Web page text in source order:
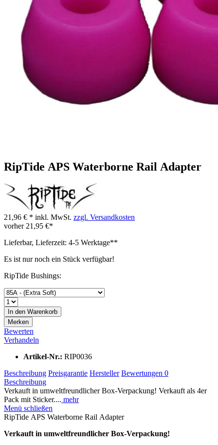
RipTide APS Waterborne Rail Adapter
21,96 € * inkl. MwSt. zzgl. Versandkosten
vorher 21,95 €*
Lieferbar, Lieferzeit: 4-5 Werktage**
Es ist nur noch ein Stück verfügbar!
RipTide Bushings:
In den Warenkorb
Merken
Bewerten
Verhandeln
Artikel-Nr.: RIP0036
Beschreibung Preisgarantie Hersteller Bewertungen 0
Beschreibung
Verkauft in umweltfreundlicher Box-Verpackung! Verkauft als 4er
Pack mit Sticker.... mehr
Menü schließen
RipTide APS Waterborne Rail Adapter
Verkauft in umweltfreundlicher Box-Verpackung!